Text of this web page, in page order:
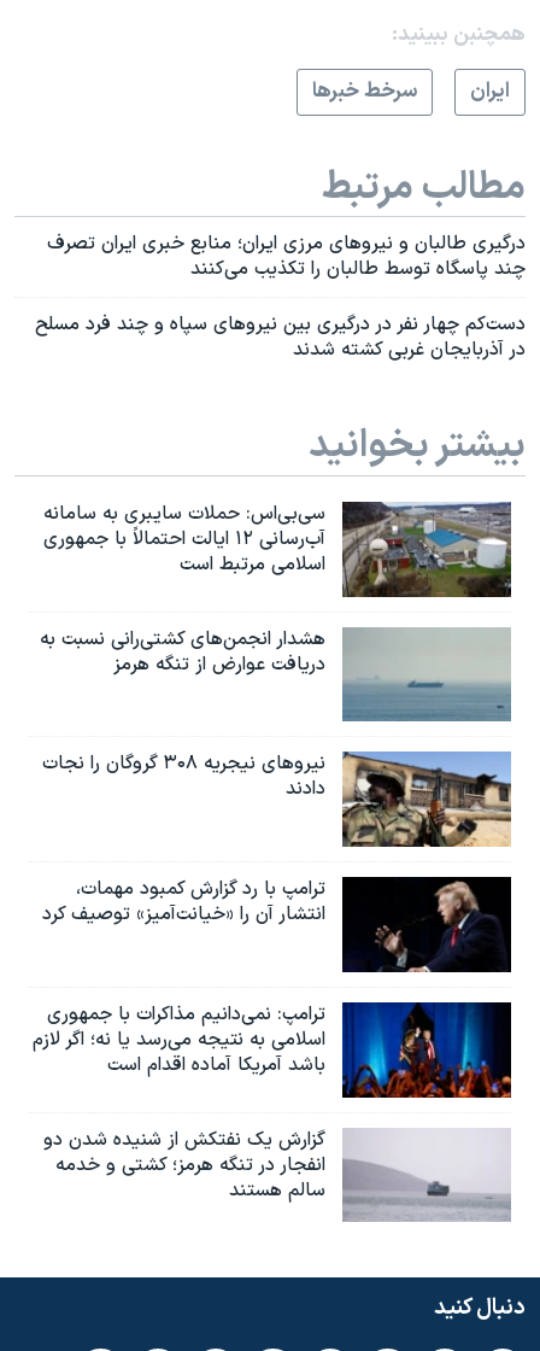
همچنبن ببینید:
ايران
سرخط خبرها
مطالب مرتبط
درگیری طالبان و نیروهای مرزی ایران؛ منابع خبری ایران تصرف
چند پاسگاه‌ توسط طالبان را تکذیب می‌کنند
دست‌کم چهار نفر در درگیری بین نیروهای سپاه و چند فرد مسلح
در آذربایجان غربی کشته شدند
بیشتر بخوانید
سی‌بی‌اس: حملات سایبری به سامانه
آب‌رسانی ۱۲ ایالت احتمالاً با جمهوری
اسلامی مرتبط است
هشدار انجمن‌های کشتی‌رانی نسبت به
دریافت عوارض از تنگه هرمز
نیروهای نیجریه‌ ۳۰۸ گروگان را نجات
دادند
ترامپ با رد گزارش کمبود مهمات،
انتشار آن را «خیانت‌آمیز» توصیف کرد
ترامپ: نمی‌دانیم مذاکرات با جمهوری
اسلامی به نتیجه می‌رسد یا نه؛ اگر لازم
باشد آمریکا آماده اقدام است
گزارش یک نفتکش از شنیده شدن دو
انفجار در تنگه هرمز؛ کشتی و خدمه
سالم هستند
دنبال کنید